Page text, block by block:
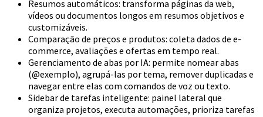
Resumos automáticos: transforma páginas da web,
vídeos ou documentos longos em resumos objetivos e
customizáveis.
Comparação de preços e produtos: coleta dados de e-
commerce, avaliações e ofertas em tempo real.
Gerenciamento de abas por IA: permite nomear abas
(@exemplo), agrupá-las por tema, remover duplicadas e
navegar entre elas com comandos de voz ou texto.
Sidebar de tarefas inteligente: painel lateral que
organiza projetos, executa automações, prioriza tarefas